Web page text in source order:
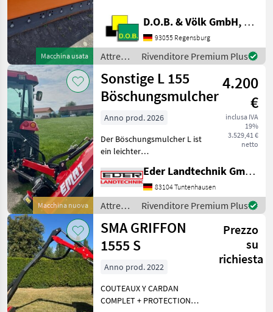
Macchina usata
PSV Gleitkufensatz
Standard Attrezzi comunali
Servizio invernale
D.O.B. & Völk GmbH, Filiale Regensburg
93055 Regensburg
Attrezzi
comunali
/
Samasz
Rivenditore Premium Plus
Macchina nuova
Sonstige L 155
Böschungsmulcher
4.200
€
inclusa IVA
19%
3.529,41 €
netto
Anno prod. 2026
Der Böschungsmulcher L ist
ein leichter
Parallelogrammführung
und die ideale Lösung für
Traktoren mit geringerer
Leistung (Ab 25 PS). Er
eignet s
Eder Landtechnik GmbH
83104 Tuntenhausen
Attrezzi
comunali
/
Sonstige
Rivenditore Premium Plus
SMA GRIFFON
1555 S
Prezzo
su
richiesta
Anno prod. 2022
COUTEAUX Y CARDAN
COMPLET + PROTECTION